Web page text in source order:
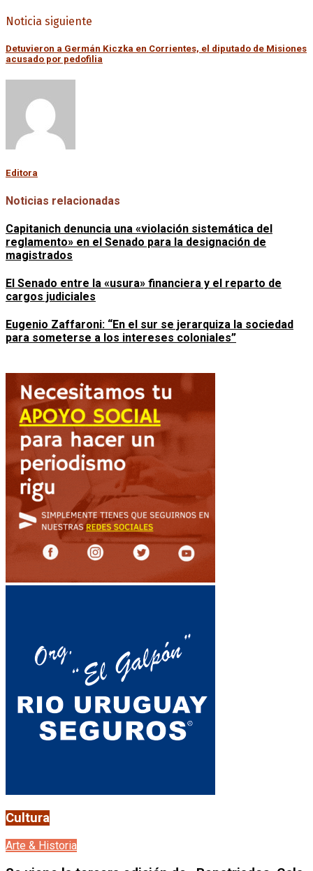
Noticia siguiente
Detuvieron a Germán Kiczka en Corrientes, el diputado de Misiones
acusado por pedofilia
Editora
Noticias relacionadas
Capitanich denuncia una «violación sistemática del
reglamento» en el Senado para la designación de
magistrados
El Senado entre la «usura» financiera y el reparto de
cargos judiciales
Eugenio Zaffaroni: “En el sur se jerarquiza la sociedad
para someterse a los intereses coloniales”
Cultura
Arte & Historia